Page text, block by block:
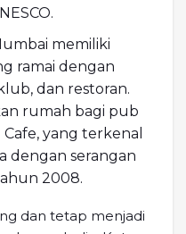
memiliki
ramai dengan
dan restoran.
rumah bagi pub
yang terkenal
dengan serangan
2008.
dan tetap menjadi